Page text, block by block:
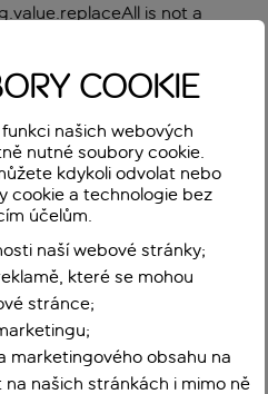
is not a
COOKIE
našich webových
nutné soubory cookie.
kdykoli odvolat nebo
cookie a technologie bez
účelům.
naší webové stránky;
které se mohou
stránce;
marketingového obsahu na
našich stránkách i mimo ně